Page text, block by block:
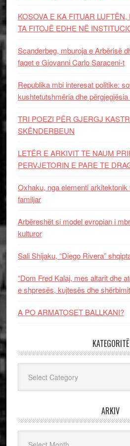
KOSOVA E KA FITUAR
TA FITOJË EDHE NË
Scanderbeg, mburoja e Arbërisë
faqet e Giovanni Carlo Saraceni-t
Republika mbi interesat politike:
kushtetutshmëria dhe
TRI POEZI PËR GJERGJ
SKËNDERBEUN
LETËR E ARKIVIT TE NAUM
PERVJETORIN E PARE TE
Oxhaku, nga elementi
familjar
Arbëreshët si model evropian i
kulturor
Sali Shijaku, “Diego Rivera”
“Dom Fred Kalaj, mes altarit dhe
e shpresës, kujtesës dhe
A PO ARMATOSET BALLKANI?
KATEGORITË
ARKIV